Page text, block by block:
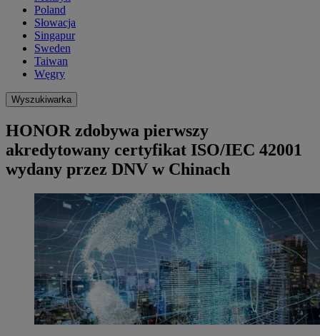
Poland
Słowacja
Singapur
Sweden
Taiwan
Węgry
Wyszukiwarka
HONOR zdobywa pierwszy
akredytowany certyfikat ISO/IEC 42001
wydany przez DNV w Chinach